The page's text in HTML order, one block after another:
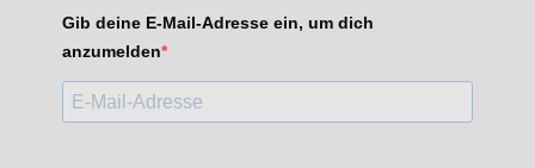
Gib deine E-Mail-Adresse ein, um dich
anzumelden